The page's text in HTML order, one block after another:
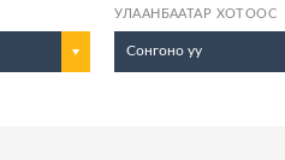
УЛААНБААТАР ХОТООС
Сонгоно уу